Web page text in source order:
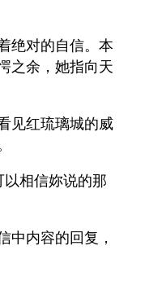
绝对的自信。本
之余，她指向天
见红琉璃城的威
相信妳说的那
中内容的回复，